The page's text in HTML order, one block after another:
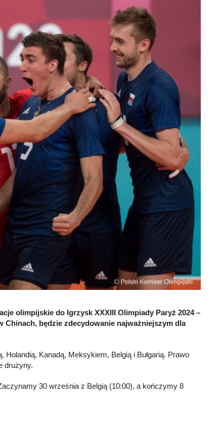
olimpijskie do Igrzysk XXXIII Olimpiady Paryż 2024 –
będzie zdecydowanie najważniejszym dla
Kanadą, Meksykiem, Belgią i Bułgarią. Prawo
drużyny.
30 września z Belgią (10:00), a kończymy 8